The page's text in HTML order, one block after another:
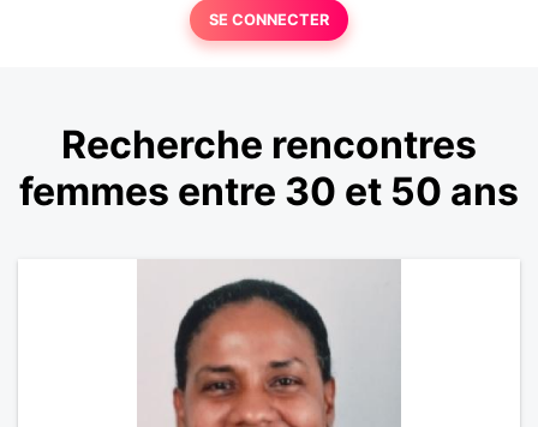
SE CONNECTER
Recherche rencontres
femmes entre 30 et 50 ans